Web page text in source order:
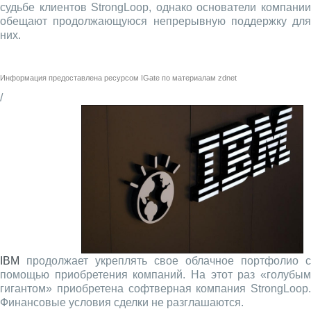
судьбе клиентов StrongLoop, однако основатели компании
обещают продолжающуюся непрерывную поддержку для
них.
Информация предоставлена ресурсом IGate по материалам zdnet
/
IBM
продолжает укреплять свое облачное портфолио с
помощью приобретения компаний. На этот раз «голубым
гигантом» приобретена софтверная компания StrongLoop.
Финансовые условия сделки не разглашаются.